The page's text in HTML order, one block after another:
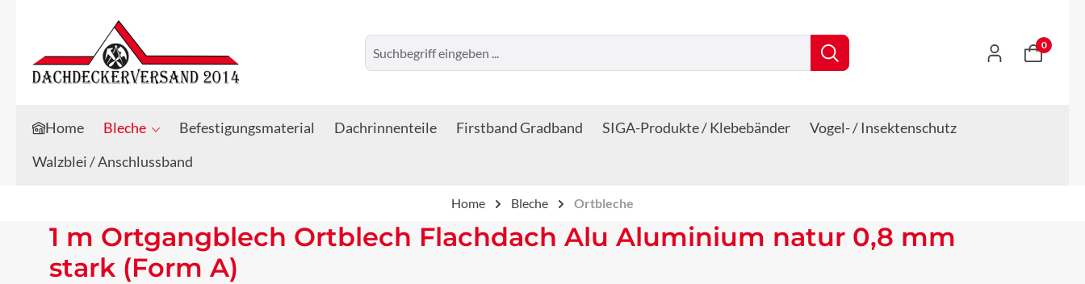
Zum Hauptinhalt springen
Zur Suche springen
0
Home Bleche Befestigungsmaterial Dachrinnenteile Firstband Gradband SIGA-Produkte / Klebebänder
Vogel- / Insektenschutz
Walzblei / Anschlussband
Home Bleche Ortbleche
1 m Ortgangblech Ortblech Flachdach Alu Aluminium natur 0,8 mm
stark (Form A)